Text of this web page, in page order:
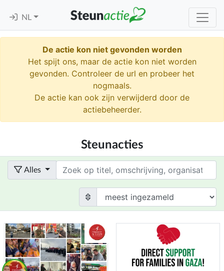
NL
De actie kon niet gevonden worden
Het spijt ons, maar de actie kon niet worden
gevonden. Controleer de url en probeer het
nogmaals.
De actie kan ook zijn verwijderd door de
actiebeheerder.
Steunacties
Alles Term